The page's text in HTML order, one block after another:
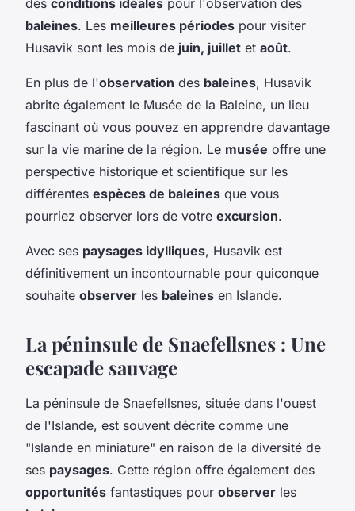
baleines. Les meilleures périodes pour visiter
Husavik sont les mois de juin, juillet et août.
En plus de l'observation des baleines, Husavik
abrite également le Musée de la Baleine, un lieu
fascinant où vous pouvez en apprendre davantage
sur la vie marine de la région. Le musée offre une
perspective historique et scientifique sur les
différentes espèces de baleines que vous
pourriez observer lors de votre excursion.
Avec ses paysages idylliques, Husavik est
définitivement un incontournable pour quiconque
souhaite observer les baleines en Islande.
La péninsule de Snaefellsnes : Une
escapade sauvage
La péninsule de Snaefellsnes, située dans l'ouest
de l'Islande, est souvent décrite comme une
"Islande en miniature" en raison de la diversité de
ses paysages. Cette région offre également des
opportunités fantastiques pour observer les